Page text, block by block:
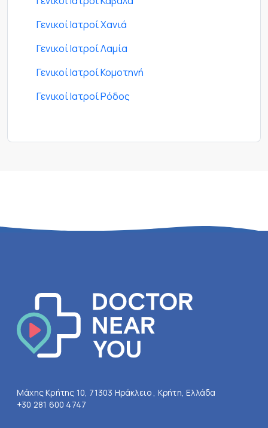
Γενικοί Ιατροί Χανιά
Γενικοί Ιατροί Λαμία
Γενικοί Ιατροί Κομοτηνή
Γενικοί Ιατροί Ρόδος
Μάχης Κρήτης 10, 71303 Ηράκλειο , Κρήτη, Ελλάδα
+30 281 600 4747